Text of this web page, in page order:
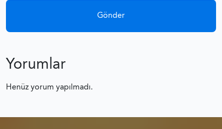
Yorumlar
Henüz yorum yapılmadı.